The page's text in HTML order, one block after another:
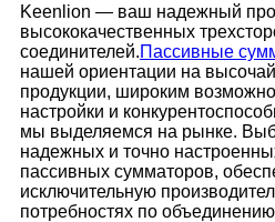
Keenlion — ваш надежный
высококачественных
соединителей.Пассивные
нашей ориентации на
продукции, широким
настройки и
мы выделяемся на рынке.
надежных и точно
пассивных сумматоров,
исключительную
потребностях по